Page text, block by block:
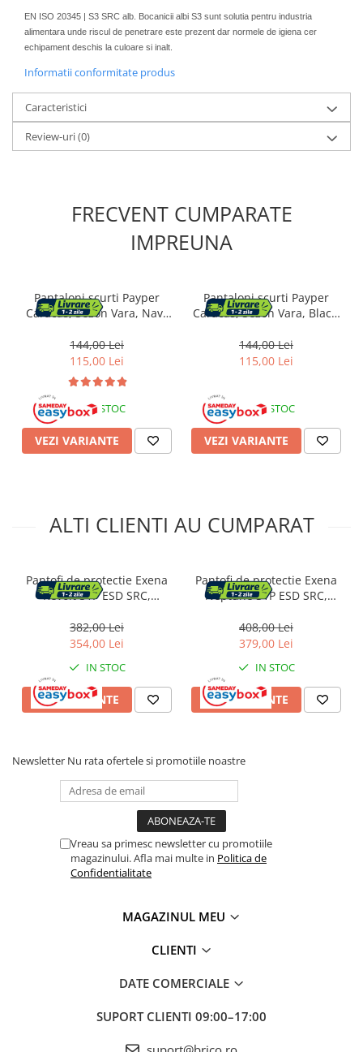
EN ISO 20345 | S3 SRC alb. Bocanicii albi S3 sunt solutia pentru industria
alimentara unde riscul de penetrare este prezent dar normele de igiena cer
echipament deschis la culoare si inalt.
Informatii conformitate produs
Caracteristici
Review-uri(0)
FRECVENT CUMPARATE
IMPREUNA
Pantaloni scurti Payper
Caracas, Sezon Vara, Navy
144,00 Lei
115,00 Lei
IN STOC
VEZI VARIANTE
Pantaloni scurti Payper
Caracas, Sezon Vara, Black,
144,00 Lei
115,00 Lei
IN STOC
VEZI VARIANTE
ALTI CLIENTI AU CUMPARAT
Pantofi de protectie Exena
Revolt S1P ESD SRC,
Lamela antiperforatie,
Antiderapant, Marime 40
382,00 Lei
354,00 Lei
IN STOC
VEZI VARIANTE
Pantofi de protectie Exena
Neptune S1P ESD SRC,
Lamela antiperforatie,
Antiderapant, Marime 38
408,00 Lei
379,00 Lei
IN STOC
VEZI VARIANTE
Newsletter Nu rata ofertele si promotiile noastre
Vreau sa primesc newsletter cu promotiile
magazinului. Afla mai multe in Politica de
Confidentialitate
MAGAZINUL MEU
CLIENTI
DATE COMERCIALE
SUPORT CLIENTI 09:00–17:00